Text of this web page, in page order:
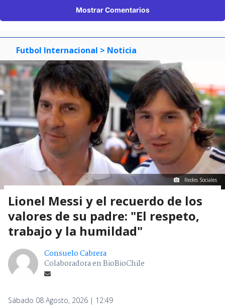
Mostrar Comentarios
Futbol Internacional > Noticia
Redes Sociales
Lionel Messi y el recuerdo de los
valores de su padre: "El respeto,
trabajo y la humildad"
Consuelo Cabrera
Colaboradora en BioBioChile
Sábado 08 Agosto, 2026 | 12:49